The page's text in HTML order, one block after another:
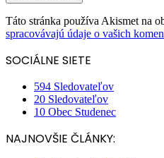
Táto stránka používa Akismet na
spracovávajú údaje o vašich
SOCIÁLNE SIETE
594 Sledovateľov
20 Sledovateľov
10 Obec Studenec
NAJNOVŠIE ČLÁNKY: